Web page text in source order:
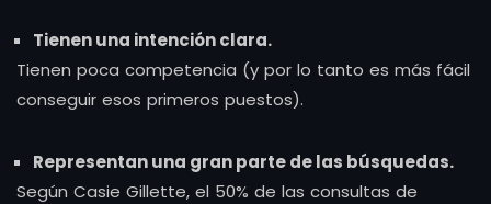
Tienen una intención clara.
Tienen poca competencia (y por lo tanto es más fácil
conseguir esos primeros puestos).
Representan una gran parte de las búsquedas.
Según Casie Gillette, el 50% de las consultas de